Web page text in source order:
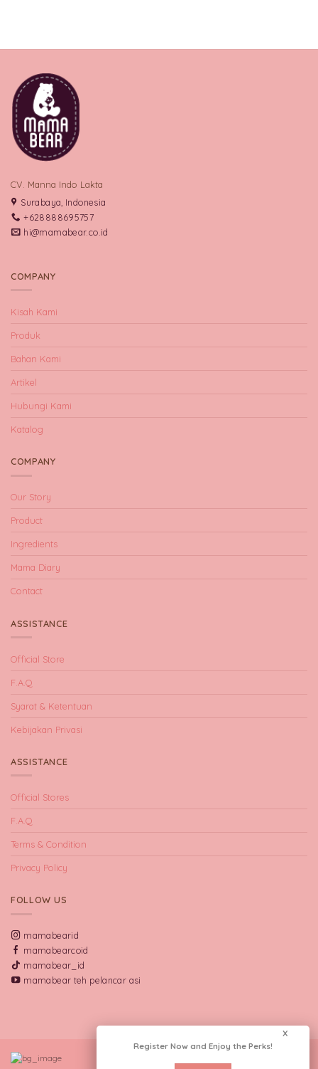
CV. Manna Indo Lakta
Surabaya, Indonesia
+628888695757
hi@mamabear.co.id
COMPANY
Kisah Kami
Produk
Bahan Kami
Artikel
Hubungi Kami
Katalog
COMPANY
Our Story
Product
Ingredients
Mama Diary
Contact
ASSISTANCE
Official Store
F.A.Q
Syarat & Ketentuan
Kebijakan Privasi
ASSISTANCE
Official Stores
F.A.Q
Terms & Condition
Privacy Policy
FOLLOW US
mamabearid
mamabearcoid
mamabear_id
mamabear teh pelancar asi
X
Register Now and Enjoy the Perks!